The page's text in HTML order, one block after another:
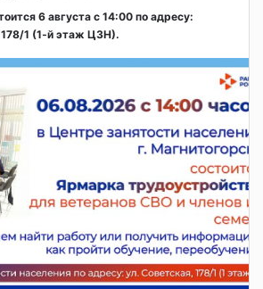
6 августа с 14:00 по адресу:
1 (1‑й этаж ЦЗН).